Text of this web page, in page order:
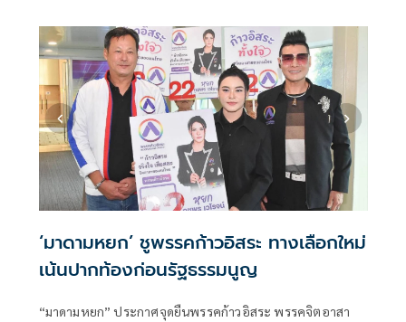
ก่อนกลัวไม่กล้าซื้อประกันอีก พร้อมแนะรวมเงินเยียวยา‘น้ำ
ท่วม-แผ่นดินไหว-ชายแดน’ ดึงงบกลางมาช่วยก่อน
‘มาดามหยก’ ชูพรรคก้าวอิสระ ทางเลือกใหม่
เน้นปากท้องก่อนรัฐธรรมนูญ
“มาดามหยก” ประกาศจุดยืนพรรคก้าวอิสระ พรรคจิตอาสา